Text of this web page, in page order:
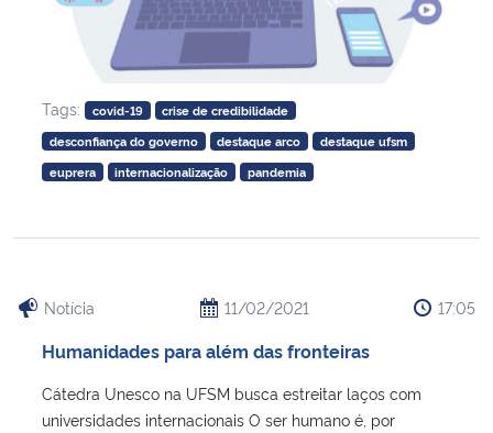
Tags: covid-19
crise de credibilidade
desconfiança do governo
destaque arco
destaque ufsm
euprera
internacionalização pandemia
Notícia 11/02/2021 17:05
Humanidades para além das fronteiras
Cátedra Unesco na UFSM busca estreitar laços com
universidades internacionais O ser humano é, por